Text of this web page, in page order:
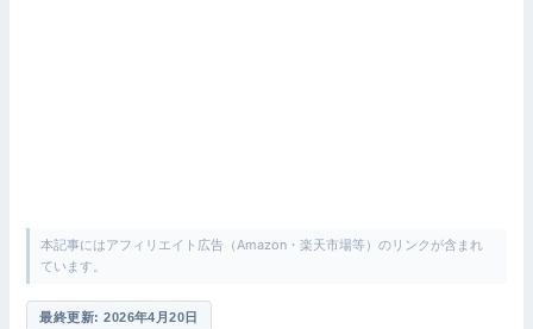
本記事にはアフィリエイト広告（Amazon・楽天市場等）のリンクが含まれ
ています。
最終更新: 2026年4月20日